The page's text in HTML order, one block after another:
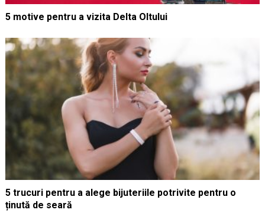
5 motive pentru a vizita Delta Oltului
5 trucuri pentru a alege bijuteriile potrivite pentru o
ținută de seară